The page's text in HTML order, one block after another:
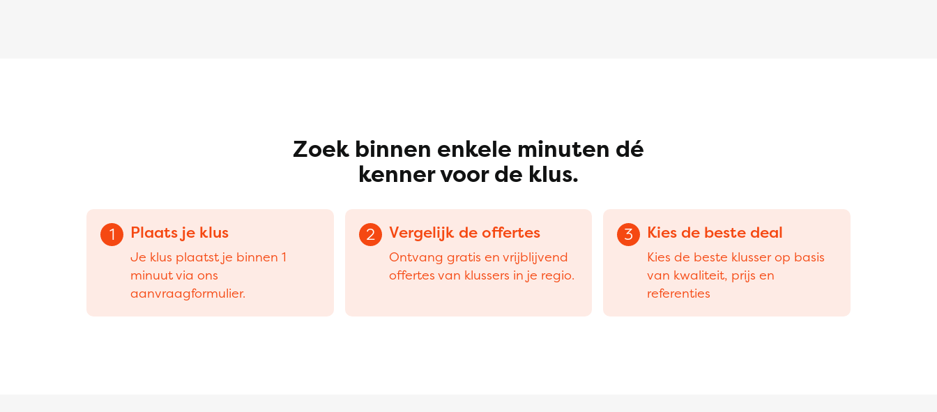
Zoek binnen enkele minuten dé
kenner voor de klus.
1 Plaats je klus
Je klus plaatst je binnen 1
minuut via ons
aanvraagformulier.
2 Vergelijk de offertes
Ontvang gratis en vrijblijvend
offertes van klussers in je regio.
3 Kies de beste deal
Kies de beste klusser op basis
van kwaliteit, prijs en
referenties